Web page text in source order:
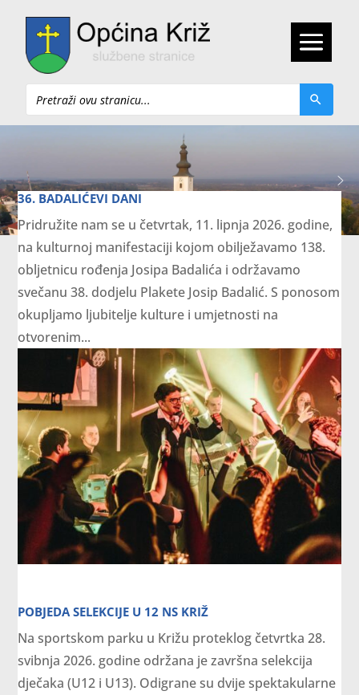
Pretraži
36. BADALIĆEVI DANI
Pridružite nam se u četvrtak, 11. lipnja 2026. godine,
na kulturnoj manifestaciji kojom obilježavamo 138.
obljetnicu rođenja Josipa Badalića i održavamo
svečanu 38. dodjelu Plakete Josip Badalić. S ponosom
okupljamo ljubitelje kulture i umjetnosti na
otvorenim...
POBJEDA SELEKCIJE U 12 NS KRIŽ
Na sportskom parku u Križu proteklog četvrtka 28.
svibnja 2026. godine održana je završna selekcija
dječaka (U12 i U13). Odigrane su dvije spektakularne